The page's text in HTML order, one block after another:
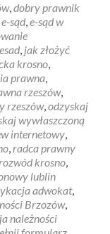
,dobry prawnik
e-sąd,e-sąd w
esad, jak złożyć
krosno,
prawna,
rzeszów,
rzeszów,odzyskaj
wywłaszczoną
internetowy,
,radca prawny
krosno,
lublin
adwokat,
Brzozów,
należności